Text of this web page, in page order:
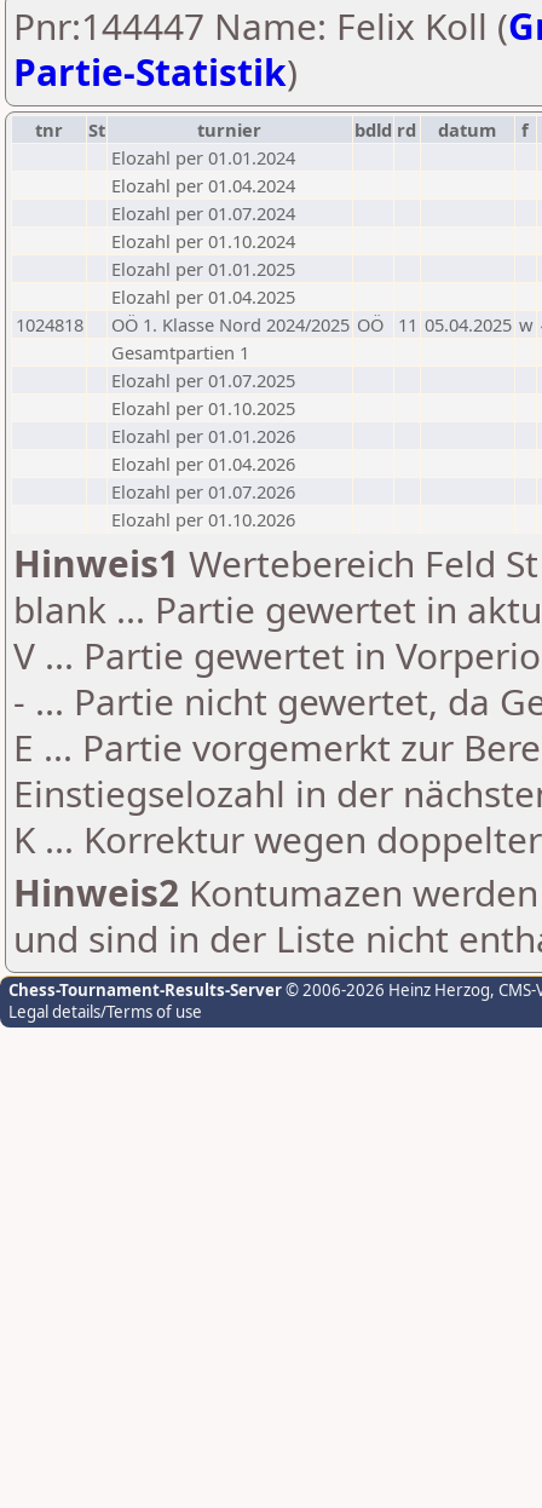
Pnr:144447 Name: Felix Koll (
Partie-Statistik)
tnr St turnier bdld rd datum
f
Elozahl per 01.01.2024
Elozahl per 01.04.2024
Elozahl per 01.07.2024
Elozahl per 01.10.2024
Elozahl per 01.01.2025
Elozahl per 01.04.2025
1024818
OÖ 1. Klasse Nord 2024/2025 OÖ 11 05.04.2025 w
Gesamtpartien 1
Elozahl per 01.07.2025
Elozahl per 01.10.2025
Elozahl per 01.01.2026
Elozahl per 01.04.2026
Elozahl per 01.07.2026
Elozahl per 01.10.2026
Hinweis1 Wertebereich Feld
blank ... Partie gewertet in
V ... Partie gewertet in
- ... Partie nicht gewertet, da
E ... Partie vorgemerkt zur
Einstiegselozahl in der
K ... Korrektur wegen
Hinweis2 Kontumazen
und sind in der Liste nicht
Chess-Tournament-Results-Server© 2006-2026 Heinz Herzog,
Legal details/Terms of use